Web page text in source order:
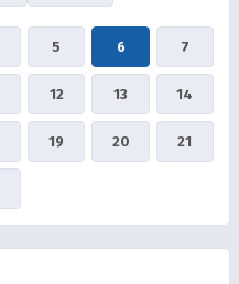
5 6 7
12 13 14
19 20 21